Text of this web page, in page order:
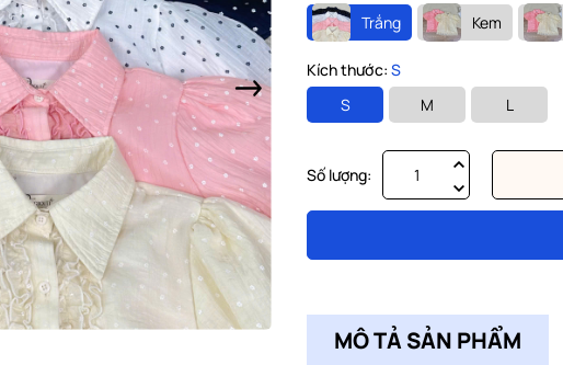
Trắng
Kem
Kích thước: S
S
M L
Số lượng:
MÔ TẢ SẢN PHẨM